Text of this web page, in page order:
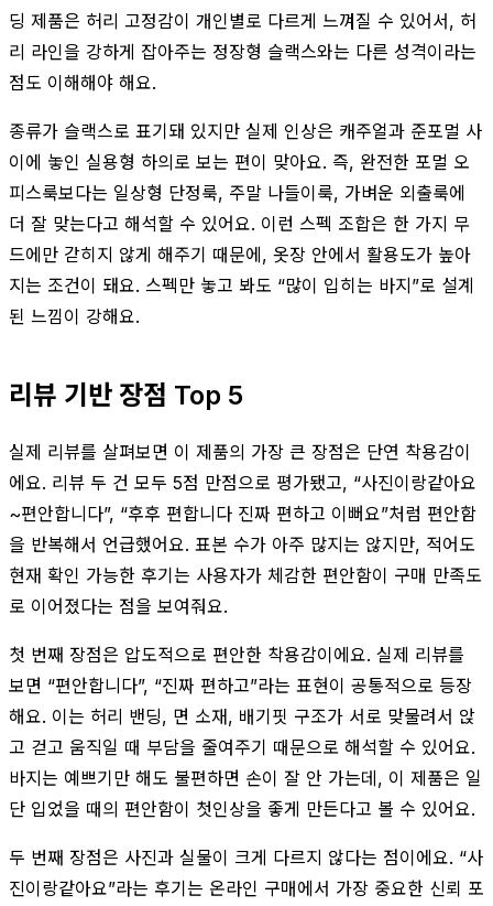
딩 제품은 허리 고정감이 개인별로 다르게 느껴질 수 있어서, 허
리 라인을 강하게 잡아주는 정장형 슬랙스와는 다른 성격이라는
점도 이해해야 해요.
종류가 슬랙스로 표기돼 있지만 실제 인상은 캐주얼과 준포멀 사
이에 놓인 실용형 하의로 보는 편이 맞아요. 즉, 완전한 포멀 오
피스룩보다는 일상형 단정룩, 주말 나들이룩, 가벼운 외출룩에
더 잘 맞는다고 해석할 수 있어요. 이런 스펙 조합은 한 가지 무
드에만 갇히지 않게 해주기 때문에, 옷장 안에서 활용도가 높아
지는 조건이 돼요. 스펙만 놓고 봐도 “많이 입히는 바지”로 설계
된 느낌이 강해요.
리뷰 기반 장점 Top 5
실제 리뷰를 살펴보면 이 제품의 가장 큰 장점은 단연 착용감이
에요. 리뷰 두 건 모두 5점 만점으로 평가됐고, “사진이랑같아요
~편안합니다”, “후후 편합니다 진짜 편하고 이뻐요”처럼 편안함
을 반복해서 언급했어요. 표본 수가 아주 많지는 않지만, 적어도
현재 확인 가능한 후기는 사용자가 체감한 편안함이 구매 만족도
로 이어졌다는 점을 보여줘요.
첫 번째 장점은 압도적으로 편안한 착용감이에요. 실제 리뷰를
보면 “편안합니다”, “진짜 편하고”라는 표현이 공통적으로 등장
해요. 이는 허리 밴딩, 면 소재, 배기핏 구조가 서로 맞물려서 앉
고 걷고 움직일 때 부담을 줄여주기 때문으로 해석할 수 있어요.
바지는 예쁘기만 해도 불편하면 손이 잘 안 가는데, 이 제품은 일
단 입었을 때의 편안함이 첫인상을 좋게 만든다고 볼 수 있어요.
두 번째 장점은 사진과 실물이 크게 다르지 않다는 점이에요. “사
진이랑같아요”라는 후기는 온라인 구매에서 가장 중요한 신뢰 포